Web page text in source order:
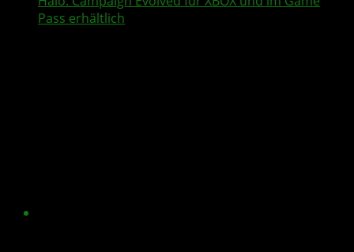
Pass erhältlich